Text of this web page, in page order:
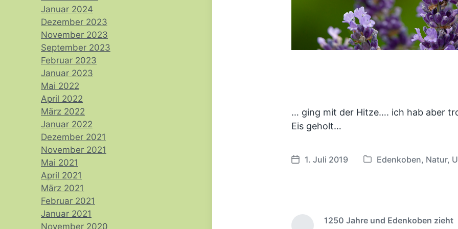
Januar 2024
Dezember 2023
November 2023
September 2023
Februar 2023
Januar 2023
Mai 2022
April 2022
März 2022
Januar 2022
Dezember 2021
November 2021
Mai 2021
April 2021
März 2021
Februar 2021
Januar 2021
November 2020
… ging mit der Hitze…. ich hab aber
Eis geholt…
V
f
1. Juli 2019
V
f
Edenkoben, Natur,
1250 Jahre und Edenkoben zieht